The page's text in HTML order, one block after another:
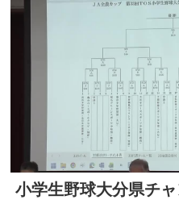
小学生野球大分県チ